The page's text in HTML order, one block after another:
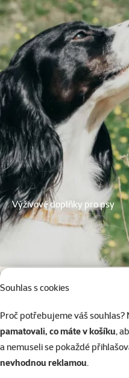
Souhlas s cookies
Proč potřebujeme váš
pamatovali, co máte v košíku,
a nemuseli se pokaždé
nevhodnou reklamou.
Výživové doplňky pro psy